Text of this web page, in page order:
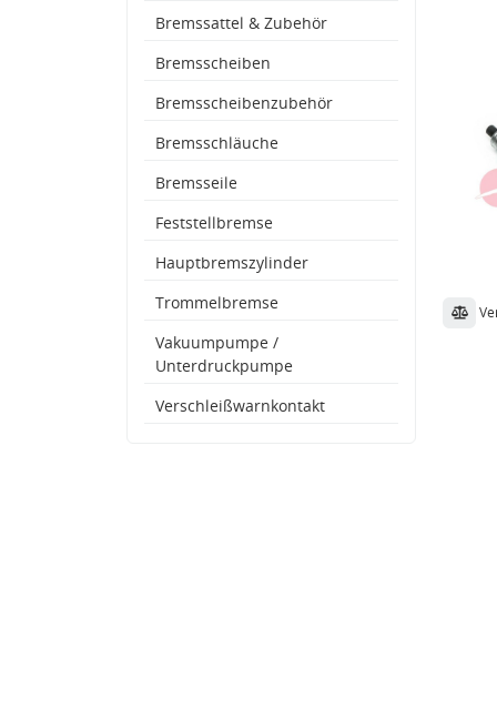
Bremssattel & Zubehör
Bremsscheiben
Bremsscheibenzubehör
Bremsschläuche
Bremsseile
Feststellbremse
Hauptbremszylinder
Trommelbremse
Vakuumpumpe /
Unterdruckpumpe
Verschleißwarnkontakt